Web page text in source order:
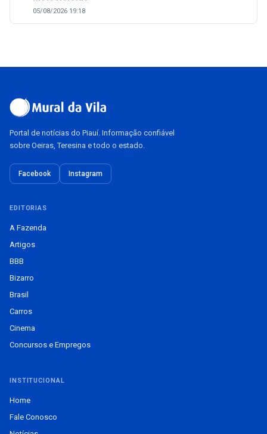
05/08/2026 19:18
Portal de notícias do Piauí. Informação confiável
sobre Oeiras, Teresina e todo o estado.
Facebook Instagram
EDITORIAS
A Fazenda
Artigos
BBB
Bizarro
Brasil
Carros
Cinema
Concursos e Empregos
INSTITUCIONAL
Home
Fale Conosco